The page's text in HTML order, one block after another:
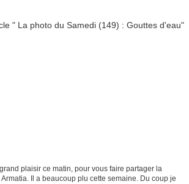
plaisir ce matin, pour vous faire partager la
Il a beaucoup plu cette semaine. Du coup je